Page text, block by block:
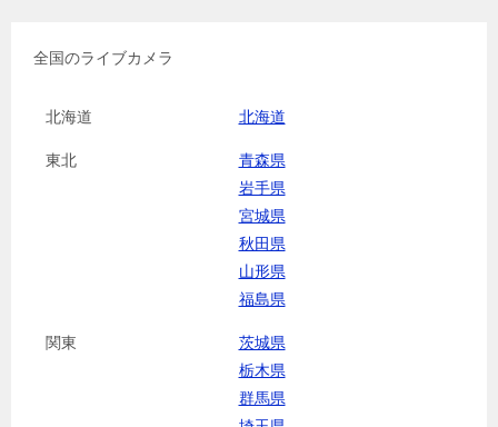
全国のライブカメラ
北海道 北海道
東北
青森県
岩手県
宮城県
秋田県
山形県
福島県
関東
茨城県
栃木県
群馬県